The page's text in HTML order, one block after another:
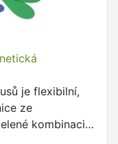
je flexibilní,
ze
kombinaci,